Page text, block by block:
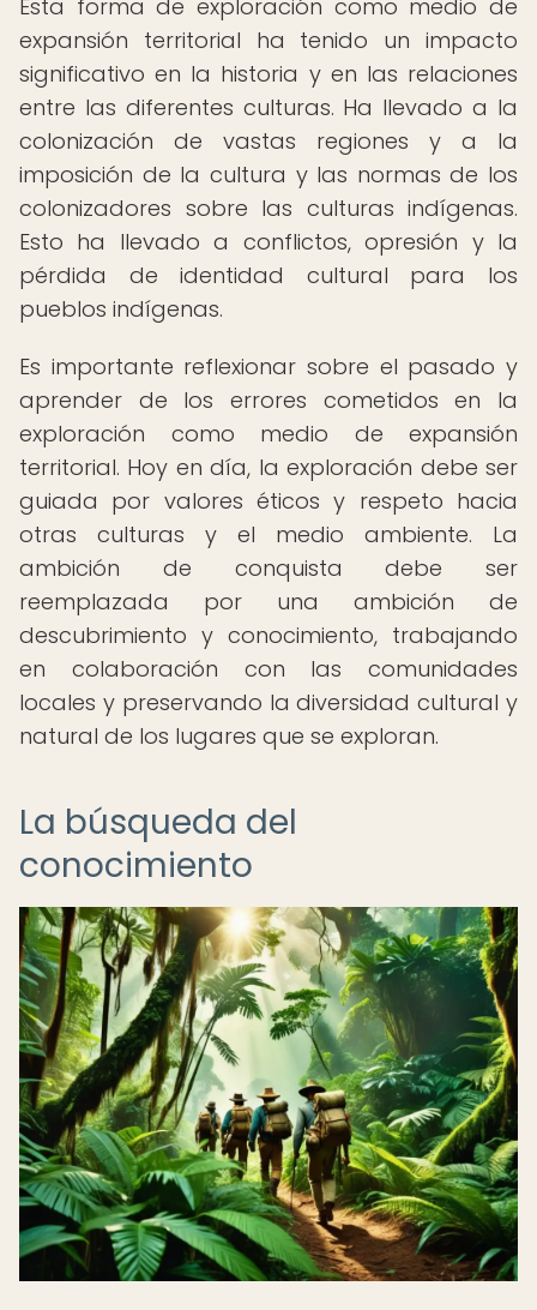
Esta forma de exploración como medio de
expansión territorial ha tenido un impacto
significativo en la historia y en las relaciones
entre las diferentes culturas. Ha llevado a la
colonización de vastas regiones y a la
imposición de la cultura y las normas de los
colonizadores sobre las culturas indígenas.
Esto ha llevado a conflictos, opresión y la
pérdida de identidad cultural para los
pueblos indígenas.
Es importante reflexionar sobre el pasado y
aprender de los errores cometidos en la
exploración como medio de expansión
territorial. Hoy en día, la exploración debe ser
guiada por valores éticos y respeto hacia
otras culturas y el medio ambiente. La
ambición de conquista debe ser
reemplazada por una ambición de
descubrimiento y conocimiento, trabajando
en colaboración con las comunidades
locales y preservando la diversidad cultural y
natural de los lugares que se exploran.
La búsqueda del
conocimiento